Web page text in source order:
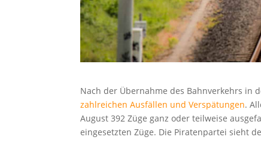
Nach der Übernahme des Bahnverkehrs in
zahlreichen Ausfällen und Verspätungen.
August 392 Züge ganz oder teilweise
eingesetzten Züge. Die Piratenpartei sieht